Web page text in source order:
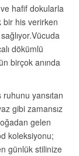
hafif dokularla
bir his verirken
dökümlü
birçok anında
yansıtan
gibi zamansız
gelen
koleksiyonu;
günlük stilinize